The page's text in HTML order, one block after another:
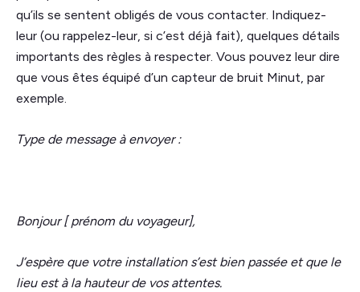
qu’ils se sentent obligés de vous contacter. Indiquez-
leur (ou rappelez-leur, si c’est déjà fait), quelques détails
importants des règles à respecter. Vous pouvez leur dire
que vous êtes équipé d’un capteur de bruit Minut, par
exemple.
Type de message à envoyer :
Bonjour [ prénom du voyageur],
J’espère que votre installation s’est bien passée et que le
lieu est à la hauteur de vos attentes.